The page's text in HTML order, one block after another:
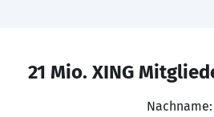
21 Mio. XING
Nachname: